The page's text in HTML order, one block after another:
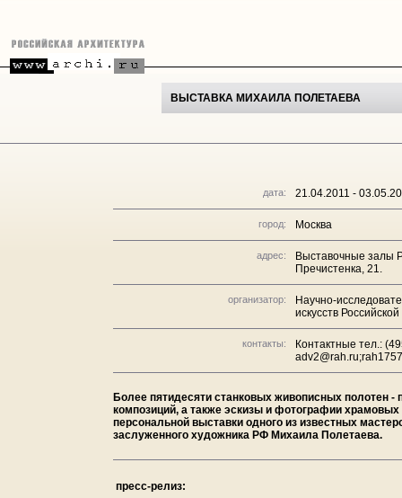
ВЫСТАВКА МИХАИЛА ПОЛЕТАЕВА
дата: 21.04.2011 -
город: Москва
адрес:
Выставочные залы
Пречистенка, 21.
организатор:
Научно-
искусств
контакты:
Контактные тел.:
Более пятидесяти станковых живописных полотен -
композиций, а также эскизы и фотографии
персональной выставки одного из известных
заслуженного художника РФ Михаила Полетаева.
пресс-релиз: